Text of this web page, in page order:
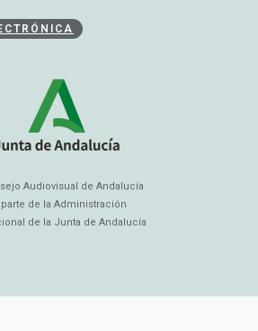
Audiovisual de Andalucía
de la Administración
de la Junta de Andalucía